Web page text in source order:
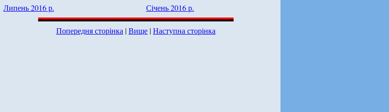
Липень 2016 р.
Січень 2016 р.
Попередня сторінка |Вище |Наступна сторінка